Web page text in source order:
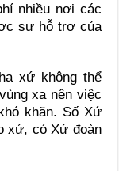
nhiều nơi các
sự hỗ trợ của
xứ không thể
xa nên việc
khăn. Số Xứ
xứ, có Xứ đoàn